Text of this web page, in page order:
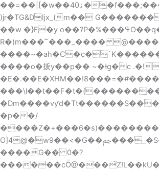
��=��|[�w��ۿ40��f���;���Q
)jr�TG&Dǉx_(m��
��w �}F�y o��?P�%���ߟO��q�>/�|�~}�}��?
R�)m���՟���_����
����o�㧞y��p�� ~�ɫg�c .�!
�p��/
O]4@�w9��<�G��ﰖ���_�S��޽��!
����G�� 0�?